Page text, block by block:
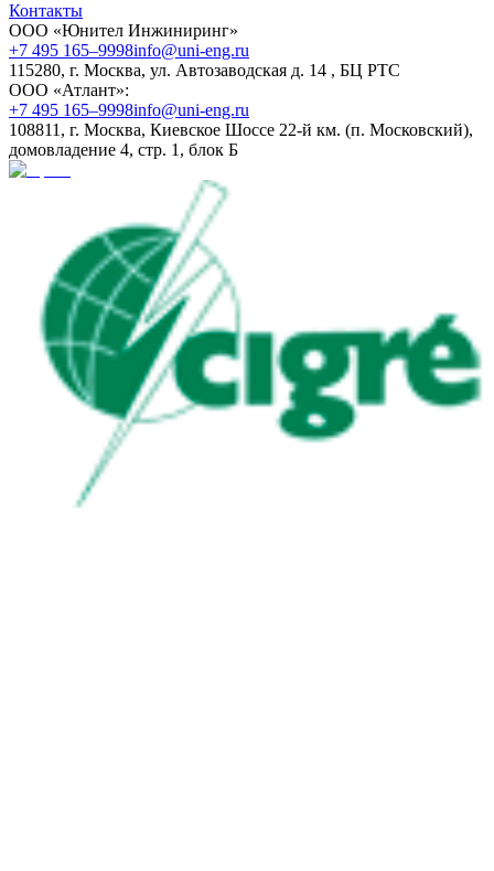
Контакты
ООО «Юнител Инжиниринг»
+7 495 165–9998info@uni-eng.ru
115280, г. Москва, ул. Автозаводская д. 14 , БЦ РТС
ООО «Атлант»:
+7 495 165–9998info@uni-eng.ru
108811, г. Москва, Киевское Шоссе 22-й км. (п. Московский),
домовладение 4, стр. 1, блок Б